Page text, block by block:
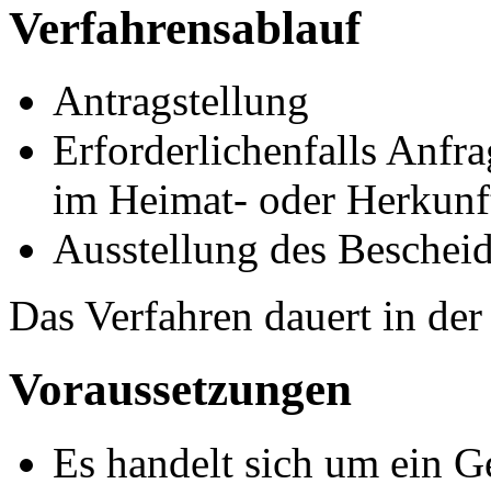
Verfahrensablauf
Antragstellung
Erforderlichenfalls
im Heimat- oder
Ausstellung des
Das Verfahren dauert in
Voraussetzungen
Es handelt sich um ein